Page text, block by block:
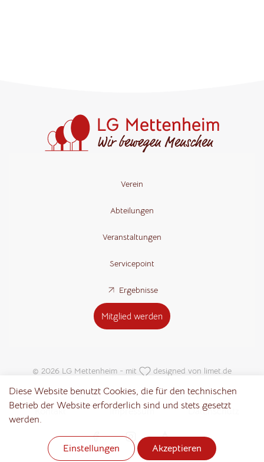
Verein
Abteilungen
Veranstaltungen
Servicepoint
Ergebnisse
Mitglied werden
© 2026 LG Mettenheim - mit designed von limet.de
Kontakt Impressum Datenschutz
Diese Website benutzt Cookies, die für den technischen
Betrieb der Website erforderlich sind und stets gesetzt
werden.
Einstellungen
Akzeptieren